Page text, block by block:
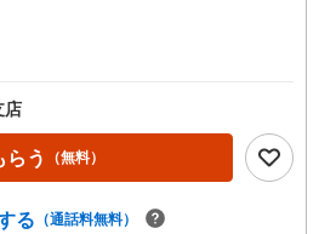
う （無料）
る （通話料無料）